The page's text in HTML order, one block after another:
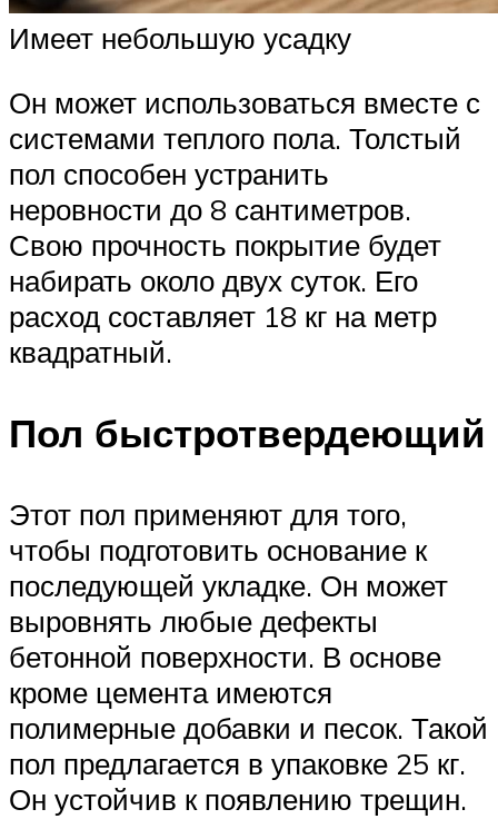
Имеет небольшую усадку
Он может использоваться вместе с
системами теплого пола. Толстый
пол способен устранить
неровности до 8 сантиметров.
Свою прочность покрытие будет
набирать около двух суток. Его
расход составляет 18 кг на метр
квадратный.
Пол быстротвердеющий
Этот пол применяют для того,
чтобы подготовить основание к
последующей укладке. Он может
выровнять любые дефекты
бетонной поверхности. В основе
кроме цемента имеются
полимерные добавки и песок. Такой
пол предлагается в упаковке 25 кг.
Он устойчив к появлению трещин.